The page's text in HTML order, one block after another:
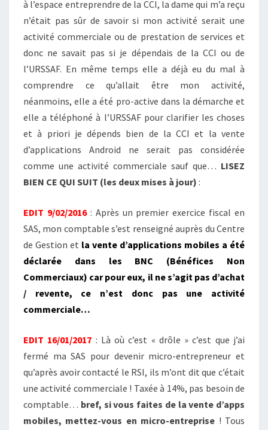
à l’espace entreprendre de la CCI, la dame qui m’a reçu
n’était pas sûr de savoir si mon activité serait une
activité commerciale ou de prestation de services et
donc ne savait pas si je dépendais de la CCI ou de
l’URSSAF. En même temps elle a déjà eu du mal à
comprendre ce qu’allait être mon activité,
néanmoins, elle a été pro-active dans la démarche et
elle a téléphoné à l’URSSAF pour clarifier les choses
et à priori je dépends bien de la CCI et la vente
d’applications Android ne serait pas considérée
comme une activité commerciale sauf que… LISEZ
BIEN CE QUI SUIT (les deux mises à jour) :
EDIT 9/02/2016: Après un premier exercice fiscal en
SAS, mon comptable s’est renseigné auprès du Centre
de Gestion et la vente d’applications mobiles a été
déclarée dans les BNC (Bénéfices Non
Commerciaux) car pour eux, il ne s’agit pas d’achat
/ revente, ce n’est donc pas une activité
commerciale…
EDIT 16/01/2017 : Là où c’est « drôle » c’est que j’ai
fermé ma SAS pour devenir micro-entrepreneur et
qu’après avoir contacté le RSI, ils m’ont dit que c’était
une activité commerciale ! Taxée à 14%, pas besoin de
comptable… bref, si vous faites de la vente d’apps
mobiles, mettez-vous en micro-entreprise ! Tous